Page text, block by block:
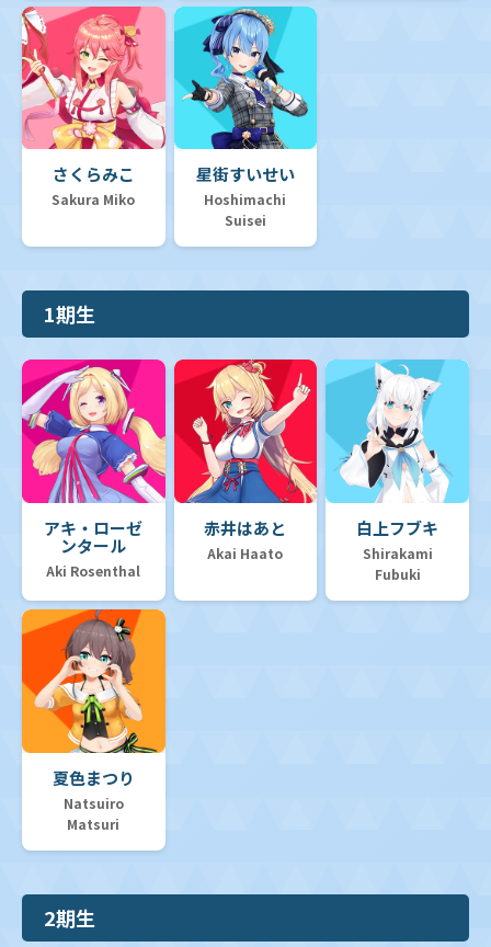
さくらみこ
Sakura Miko
星街すいせい
Hoshimachi
Suisei
1期生
アキ・ローゼ
ンタール
Aki Rosenthal
赤井はあと
Akai Haato
白上フブキ
Shirakami
Fubuki
夏色まつり
Natsuiro
Matsuri
2期生